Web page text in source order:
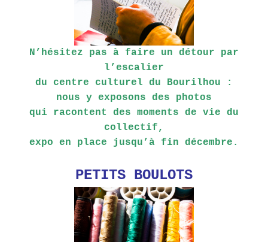
N’hésitez pas à faire un détour par
l’escalier
du centre culturel du Bourilhou :
nous y exposons des photos
qui racontent des moments de vie du
collectif,
expo en place jusqu’à fin décembre.
PETITS BOULOTS